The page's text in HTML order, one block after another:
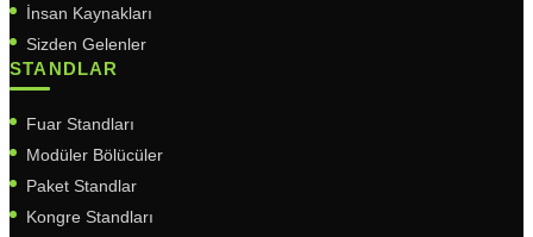
İnsan Kaynakları
Sizden Gelenler
STANDLAR
Fuar Standları
Modüler Bölücüler
Paket Standlar
Kongre Standları